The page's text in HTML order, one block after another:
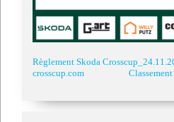
Règlement Skoda
crosscup.com